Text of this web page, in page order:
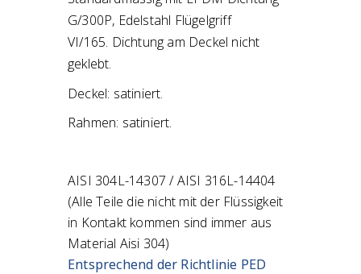
G/300P, Edelstahl Flügelgriff
VI/165. Dichtung am Deckel nicht
geklebt.
Deckel: satiniert.
Rahmen: satiniert.
AISI 304L-14307 / AISI 316L-14404
(Alle Teile die nicht mit der Flüssigkeit
in Kontakt kommen sind immer aus
Material Aisi 304)
Entsprechend der Richtlinie PED